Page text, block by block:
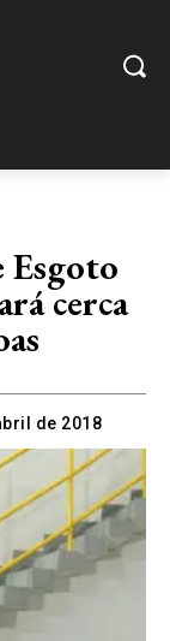
Esgoto
cerca
de 2018